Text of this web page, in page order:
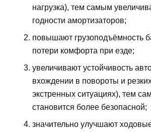
нагрузка), тем самым
годности амортизаторов;
повышают грузоподъёмность
потери комфорта при езде;
увеличивают устойчивость
вхождении в повороты и
экстренных ситуациях), тем
становится более безопасной;
значительно улучшают